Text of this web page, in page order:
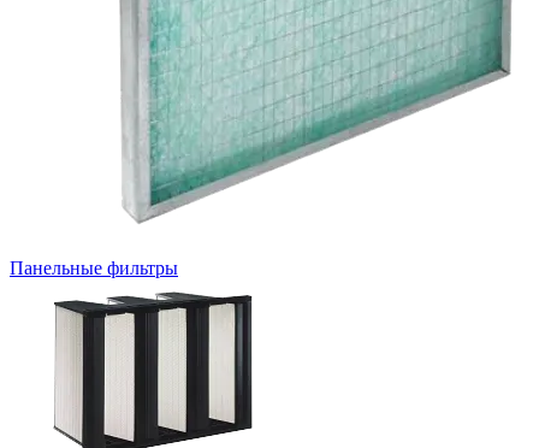
Панельные фильтры